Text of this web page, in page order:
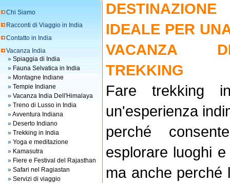
Chi Siamo
Racconti di Viaggio in India
Contatto in India
Vacanza India
» Spiaggia di India
» Fauna Selvatica in India
» Montagne Indiane
» Tempie Indiane
» Vacanza India Dell'Himalaya
» Treno di Lusso in India
»Avventura Indiana
» Deserto Indiano
» Trekking in India
» Yoga e meditazione
» Kamasutra
» Fiere e Festival del Rajasthan
» Safari nel Ragiastan
» Servizi di viaggio
DESTINAZIONE
IDEALE PER
VACANZA
TREKKING
Fare trekking
un'esperienza
perché
esplorare luoghi
ma anche perché